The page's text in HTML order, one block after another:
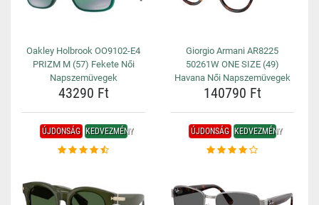
Oakley Holbrook OO9102-E4
PRIZM M (57) Fekete Női
Napszemüvegek
43290 Ft
Giorgio Armani AR8225
50261W ONE SIZE (49)
Havana Női Napszemüvegek
140790 Ft
ÚJDONSÁG KEDVEZMÉNY ÚJDONSÁG KEDVEZMÉNY